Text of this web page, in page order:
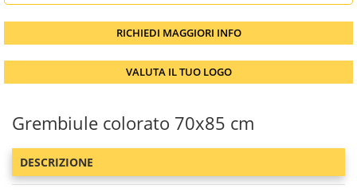
RICHIEDI MAGGIORI INFO
VALUTA IL TUO LOGO
Grembiule colorato 70x85 cm
DESCRIZIONE